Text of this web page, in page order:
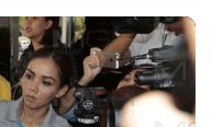
ง และทางคุณพ่อเองก็
นคนนัดสื่อมวลชนให้มา
บฐานเลี่ยงภาษี เป็นเงิน